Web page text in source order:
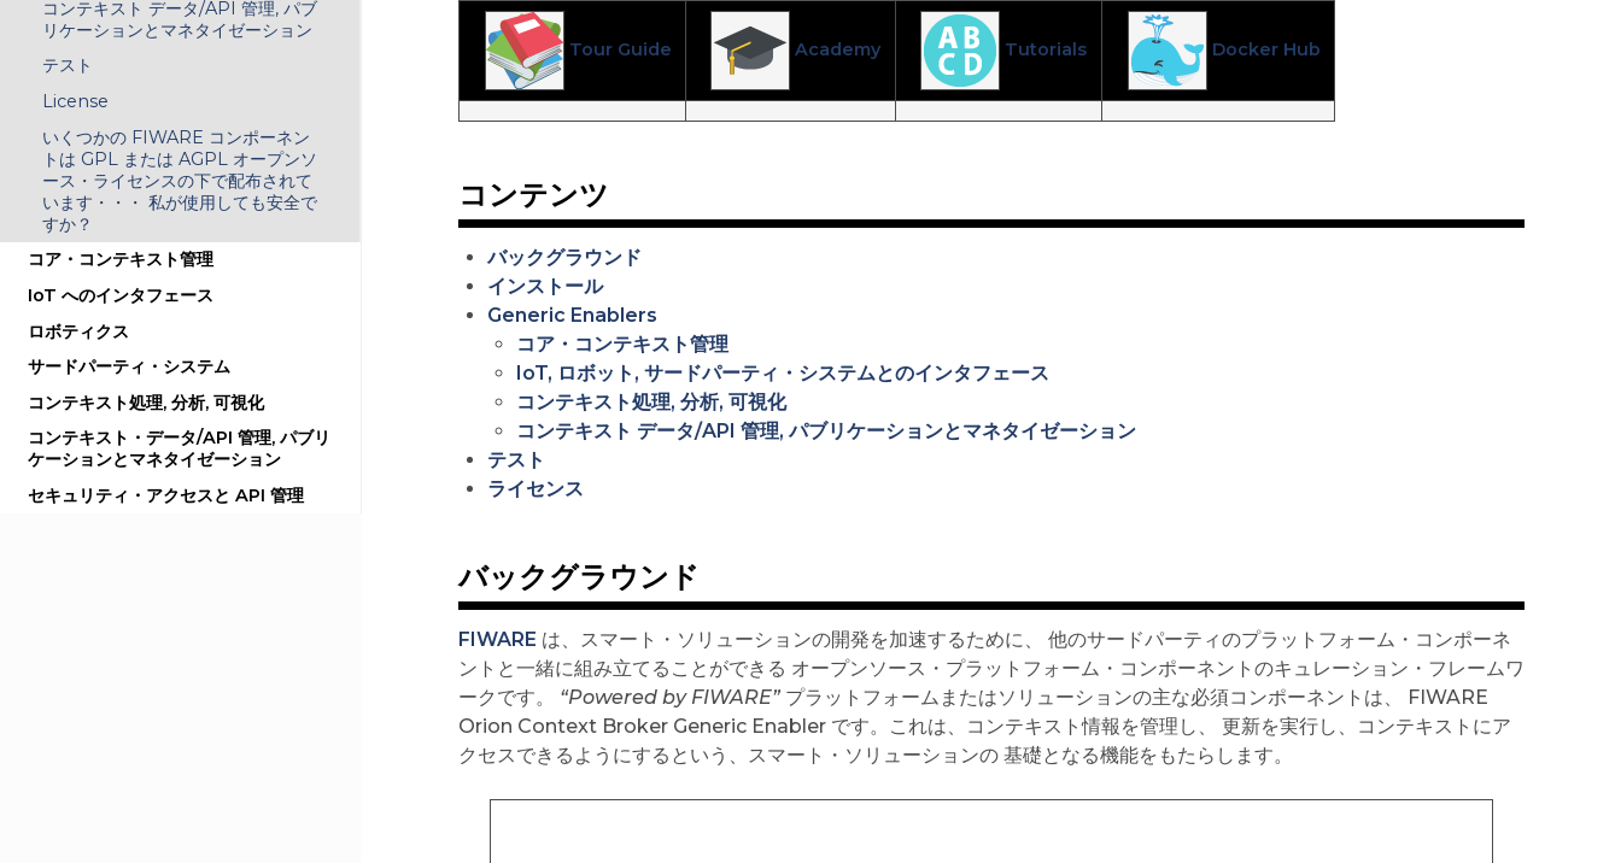
コンテキスト データ/API 管理, パブ
リケーションとマネタイゼーション
テスト
License
いくつかの FIWARE コンポーネン
トは GPL または AGPL オープンソ
ース・ライセンスの下で配布されて
います・・・ 私が使用しても安全で
すか？
コア・コンテキスト管理
IoT へのインタフェース
ロボティクス
サードパーティ・システム
コンテキスト処理, 分析, 可視化
コンテキスト・データ/API 管理, パブリ
ケーションとマネタイゼーション
セキュリティ・アクセスと API 管理
Tour Guide Academy Tutorials Docker Hub
コンテンツ
バックグラウンド
インストール
Generic Enablers
コア・コンテキスト管理
IoT, ロボット, サードパーティ・システムとのインタフェース
コンテキスト処理, 分析, 可視化
コンテキスト データ/API 管理, パブリケーションとマネタイゼーション
テスト
ライセンス
バックグラウンド
FIWARE は、スマート・ソリューションの開発を加速するために、 他のサードパーティのプラットフォーム・コンポーネ
ントと一緒に組み立てることができる オープンソース・プラットフォーム・コンポーネントのキュレーション・フレームワ
ークです。 “Powered by FIWARE”プラットフォームまたはソリューションの主な必須コンポーネントは、 FIWARE
Orion Context Broker Generic Enabler です。これは、コンテキスト情報を管理し、 更新を実行し、コンテキストにア
クセスできるようにするという、スマート・ソリューションの 基礎となる機能をもたらします。